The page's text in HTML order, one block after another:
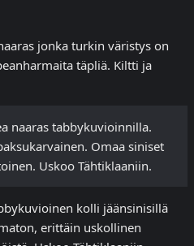
jonka turkin väristys on
täpliä. Kiltti ja
naaras tabbykuvioinnilla.
Omaa siniset
Uskoo Tähtiklaaniin.
kolli jäänsinisillä
erittäin uskollinen